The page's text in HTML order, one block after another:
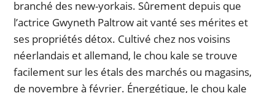
branché des new-yorkais. Sûrement depuis que
l’actrice Gwyneth Paltrow ait vanté ses mérites et
ses propriétés détox. Cultivé chez nos voisins
néerlandais et allemand, le chou kale se trouve
facilement sur les étals des marchés ou magasins,
de novembre à février. Énergétique, le chou kale